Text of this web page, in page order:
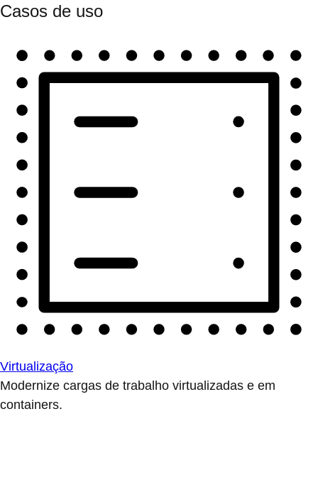
Casos de uso
Virtualização
Modernize cargas de trabalho virtualizadas e em
containers.